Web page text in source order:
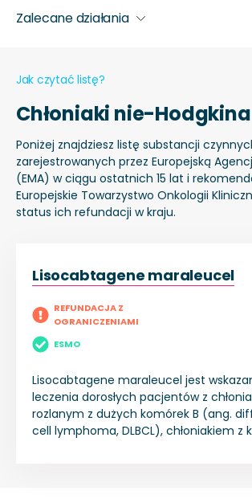
Zalecane działania
Chłoniaki nie-Hodgkina
Jak czytać listę?
Poniżej znajdziesz listę substancji
zarejestrowanych przez Europejską
(EMA) w ciągu ostatnich 15 lat i
Europejskie Towarzystwo Onkologii
status ich refundacji w kraju.
Lisocabtagene maraleucel
Lisocabtagene maraleucel jest
leczenia dorosłych pacjentów z
rozlanym z dużych komórek B (ang.
cell lymphoma, DLBCL), chłoniakiem z
REFUNDACJA Z
OGRANICZENIAMI
ESMO